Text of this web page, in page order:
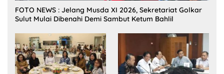
FOTO NEWS : Jelang Musda XI 2026, Sekretariat Golkar
Sulut Mulai Dibenahi Demi Sambut Ketum Bahlil